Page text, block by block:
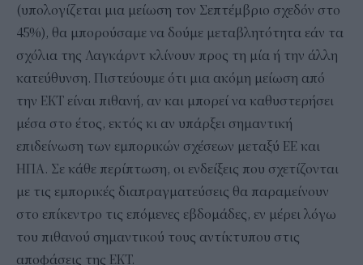
(υπολογίζεται μια μείωση τον Σεπτέμβριο σχεδόν στο
45%), θα μπορούσαμε να δούμε μεταβλητότητα εάν τα
σχόλια της Λαγκάρντ κλίνουν προς τη μία ή την άλλη
κατεύθυνση. Πιστεύουμε ότι μια ακόμη μείωση από
την ΕΚΤ είναι πιθανή, αν και μπορεί να καθυστερήσει
μέσα στο έτος, εκτός κι αν υπάρξει σημαντική
επιδείνωση των εμπορικών σχέσεων μεταξύ ΕΕ και
ΗΠΑ. Σε κάθε περίπτωση, οι ενδείξεις που σχετίζονται
με τις εμπορικές διαπραγματεύσεις θα παραμείνουν
στο επίκεντρο τις επόμενες εβδομάδες, εν μέρει λόγω
του πιθανού σημαντικού τους αντίκτυπου στις
αποφάσεις της ΕΚΤ.